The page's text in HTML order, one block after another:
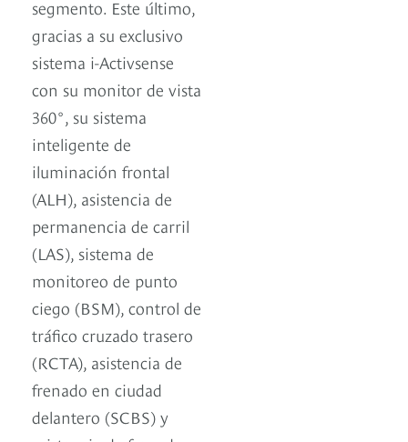
segmento. Este último,
gracias a su exclusivo
sistema i-Activsense
con su monitor de vista
360°, su sistema
inteligente de
iluminación frontal
(ALH), asistencia de
permanencia de carril
(LAS), sistema de
monitoreo de punto
ciego (BSM), control de
tráfico cruzado trasero
(RCTA), asistencia de
frenado en ciudad
delantero (SCBS) y